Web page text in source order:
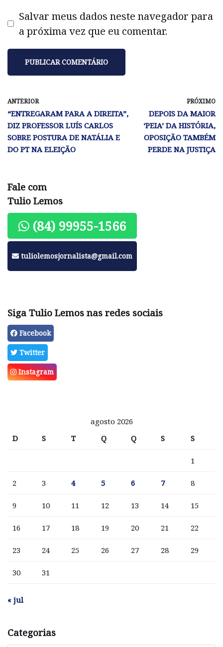
Salvar meus dados neste navegador para
a próxima vez que eu comentar.
ANTERIOR
“ENTREGARAM PARA A DIREITA”,
DIZ PROFESSOR LUÍS CARLOS
SOBRE POSTURA DE NATÁLIA E
DO PT NA ELEIÇÃO
PRÓXIMO
DEPOIS DA MAIOR
‘PEIA’ DA HISTÓRIA,
OPOSIÇÃO TAMBÉM
PERDE NA JUSTIÇA
Fale com
Tulio Lemos
(84) 99955-1566
tuliolemosjornalista@gmail.com
Siga Tulio Lemos nas redes sociais
Facebook
Twitter
Instagram
agosto 2026
D
S T Q Q S S
1
2 3 4 5 6 7 8
9 10 11 12 13 14 15
16 17 18 19 20 21 22
23 24 25 26 27 28 29
30 31
« jul
Categorias